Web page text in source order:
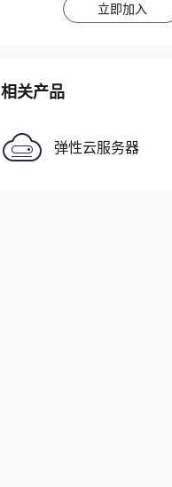
立即加入
相关产品
弹性云服务器